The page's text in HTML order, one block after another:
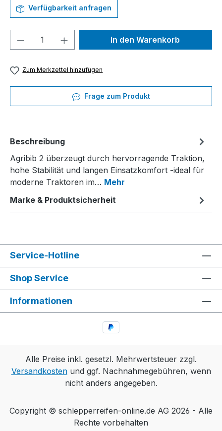
Verfügbarkeit anfragen
Produkt Anzahl: Gib denIn den Warenkorb
Zum Merkzettel hinzufügen
Frage zum Produkt
Beschreibung
Agribib 2 überzeugt durch hervorragende Traktion,
hohe Stabilität und langen Einsatzkomfort -ideal für
moderne Traktoren im… Mehr
Marke & Produktsicherheit
Service-Hotline
Shop Service
Informationen
Alle Preise inkl. gesetzl. Mehrwertsteuer zzgl.
Versandkostenund ggf. Nachnahmegebühren, wenn
nicht anders angegeben.
Copyright © schlepperreifen-online.de AG 2026 - Alle
Rechte vorbehalten